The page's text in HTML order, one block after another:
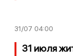
31/07 04:00
31 июля